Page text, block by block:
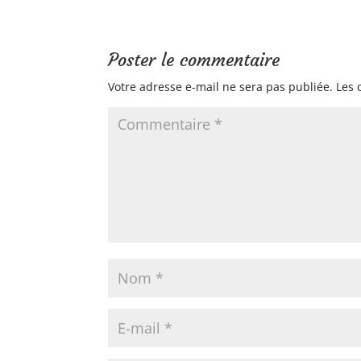
Poster le commentaire
Votre adresse e-mail ne sera pas publiée. Les